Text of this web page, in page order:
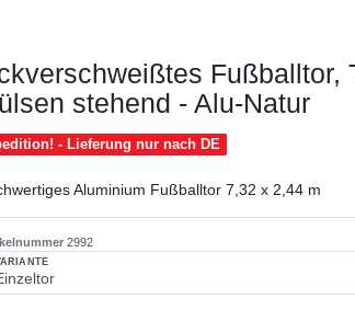
Fußballtor,
stehend - Alu-Natur
- Lieferung nur nach DE
Aluminium Fußballtor 7,32 x 2,44 m
2992